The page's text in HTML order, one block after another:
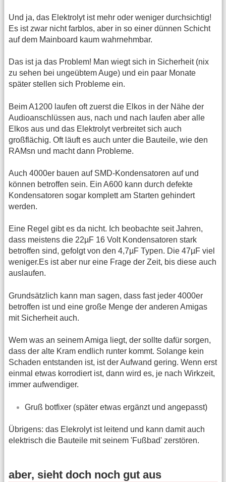
Und ja, das Elektrolyt ist mehr oder weniger durchsichtig!
Es ist zwar nicht farblos, aber in so einer dünnen Schicht
auf dem Mainboard kaum wahrnehmbar.
Das ist ja das Problem! Man wiegt sich in Sicherheit (nix
zu sehen bei ungeübtem Auge) und ein paar Monate
später stellen sich Probleme ein.
Beim A1200 laufen oft zuerst die Elkos in der Nähe der
Audioanschlüssen aus, nach und nach laufen aber alle
Elkos aus und das Elektrolyt verbreitet sich auch
großflächig. Oft läuft es auch unter die Bauteile, wie den
RAMsn und macht dann Probleme.
Auch 4000er bauen auf SMD-Kondensatoren auf und
können betroffen sein. Ein A600 kann durch defekte
Kondensatoren sogar komplett am Starten gehindert
werden.
Eine Regel gibt es da nicht. Ich beobachte seit Jahren,
dass meistens die 22µF 16 Volt Kondensatoren stark
betroffen sind, gefolgt von den 4,7µF Typen. Die 47µF viel
weniger.Es ist aber nur eine Frage der Zeit, bis diese auch
auslaufen.
Grundsätzlich kann man sagen, dass fast jeder 4000er
betroffen ist und eine große Menge der anderen Amigas
mit Sicherheit auch.
Wem was an seinem Amiga liegt, der sollte dafür sorgen,
dass der alte Kram endlich runter kommt. Solange kein
Schaden entstanden ist, ist der Aufwand gering. Wenn erst
einmal etwas korrodiert ist, dann wird es, je nach Wirkzeit,
immer aufwendiger.
Gruß botfixer (später etwas ergänzt und angepasst)
Übrigens: das Elekrolyt ist leitend und kann damit auch
elektrisch die Bauteile mit seinem 'Fußbad' zerstören.
aber, sieht doch noch gut aus